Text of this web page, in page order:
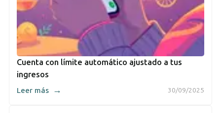
Cuenta con límite automático ajustado a tus
ingresos
30/09/2025
Leer más →